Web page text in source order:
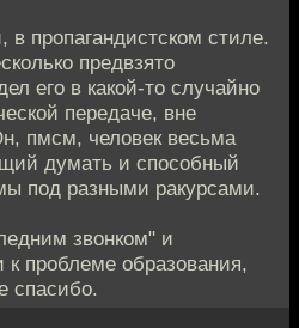
в пропагандистском стиле.
предвзято
его в какой-то случайно
передаче, вне
пмсм, человек весьма
думать и способный
под разными ракурсами.
звонком" и
к проблеме образования,
спасибо.